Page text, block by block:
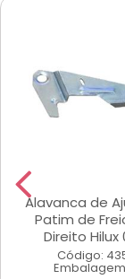
Alavanca de
Patim de
Direito Hilux
Código: